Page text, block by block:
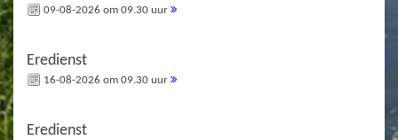
09-08-2026 om 09.30 uur
Eredienst
16-08-2026 om 09.30 uur
Eredienst